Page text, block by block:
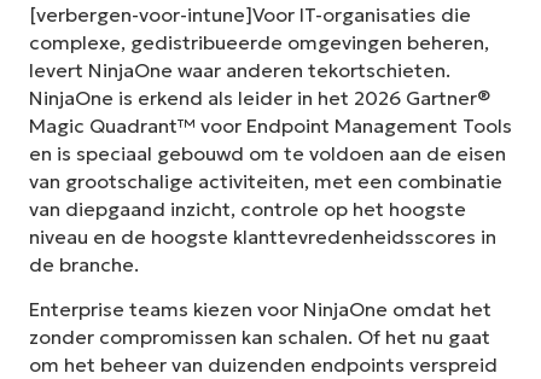
[verbergen-voor-intune]Voor IT-organisaties die
complexe, gedistribueerde omgevingen beheren,
levert NinjaOne waar anderen tekortschieten.
NinjaOne is erkend als leider in het 2026 Gartner®
Magic Quadrant™ voor Endpoint Management Tools
en is speciaal gebouwd om te voldoen aan de eisen
van grootschalige activiteiten, met een combinatie
van diepgaand inzicht, controle op het hoogste
niveau en de hoogste klanttevredenheidsscores in
de branche.
Enterprise teams kiezen voor NinjaOne omdat het
zonder compromissen kan schalen. Of het nu gaat
om het beheer van duizenden endpoints verspreid